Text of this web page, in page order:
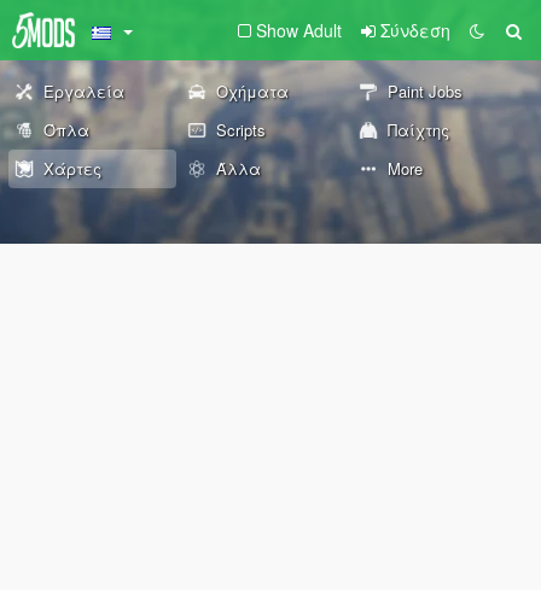
Show Adult Σύνδεση
Εργαλεία Οχήματα
Paint Jobs
Όπλα
Scripts
Παίχτης
Χάρτες
Άλλα More